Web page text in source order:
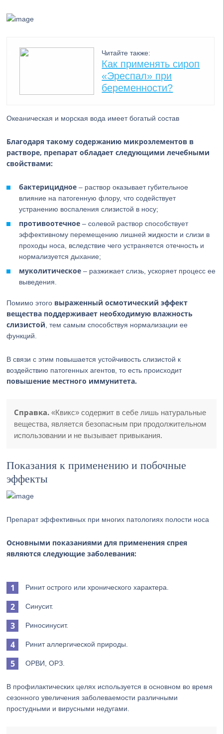
Читайте также:
Как применять сироп
«Эреспал» при
беременности?
Океаническая и морская вода имеет богатый состав
Благодаря такому содержанию микроэлементов в
растворе, препарат обладает следующими лечебными
свойствами:
бактерицидное – раствор оказывает губительное
влияние на патогенную флору, что содействует
устранению воспаления слизистой в носу;
противоотечное – солевой раствор способствует
эффективному перемещению лишней жидкости и слизи в
проходы носа, вследствие чего устраняется отечность и
нормализуется дыхание;
муколитическое – разжижает слизь, ускоряет процесс ее
выведения.
Помимо этого выраженный осмотический эффект
вещества поддерживает необходимую влажность
слизистой , тем самым способствуя нормализации ее
функций.
В связи с этим повышается устойчивость слизистой к
воздействию патогенных агентов, то есть происходит
повышение местного иммунитета.
Справка. «Квикс» содержит в себе лишь натуральные
вещества, является безопасным при продолжительном
использовании и не вызывает привыкания.
Показания к применению и побочные
эффекты
Препарат эффективных при многих патологиях полости носа
Основными показаниями для применения спрея
являются следующие заболевания:
Ринит острого или хронического характера.
Синусит.
Риносинусит.
Ринит аллергической природы.
ОРВИ, ОРЗ.
В профилактических целях используется в основном во время
сезонного увеличения заболеваемости различными
простудными и вирусными недугами.